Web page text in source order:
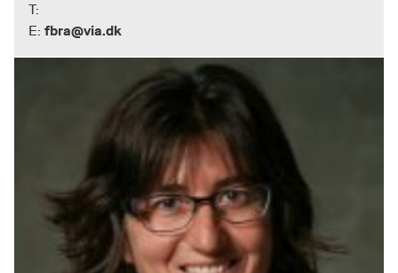
T:
E: fbra@via.dk